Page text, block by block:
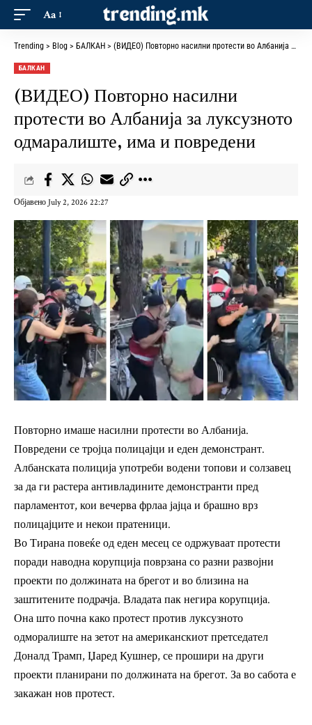
Aa
Trending > Blog > БАЛКАН > (ВИДЕО) Повторно насилни протести во Албанија за луксузното одмаралиште, има и повредени
БАЛКАН
(ВИДЕО) Повторно насилни
протести во Албанија за луксузното
одмаралиште, има и повредени
Објавено July 2, 2026 22:27
Повторно имаше насилни протести во Албанија.
Повредени се тројца полицајци и еден демонстрант.
Албанската полиција употреби водени топови и солзавец
за да ги растера антивладините демонстранти пред
парламентот, кои вечерва фрлаа јајца и брашно врз
полицајците и некои пратеници.
Во Тирана повеќе од еден месец се одржуваат протести
поради наводна корупција поврзана со разни развојни
проекти по должината на брегот и во близина на
заштитените подрачја. Владата пак негира корупција.
Она што почна како протест против луксузното
одморалиште на зетот на американскиот претседател
Доналд Трамп, Џаред Кушнер, се прошири на други
проекти планирани по должината на брегот. За во сабота е
закажан нов протест.